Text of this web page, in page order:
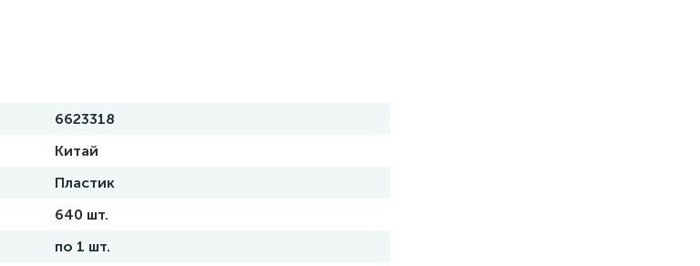
6623318
Китай
Пластик
640 шт.
по 1 шт.